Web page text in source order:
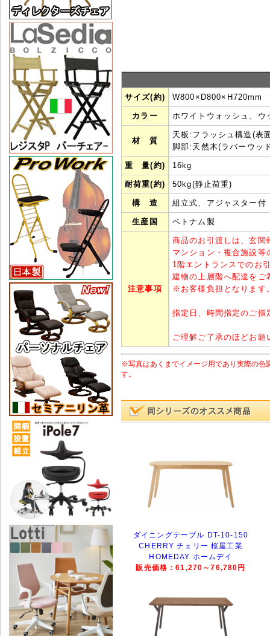
サイズ(約) W800×D800×H720mm
カラー ホワイトウォッシュ、ウ
材 質
天板:フラッシュ構造(表
脚部:天然木(ラバーウッ
重 量(約) 16kg
耐荷重(約) 50kg(静止荷重)
構 造 組立式、アジャスター付
生産国 ベトナム製
注意事項
商品のお引渡しは、玄関
マンション・複合施設
1階エントランスでのお
建物の上層階へ配達をご
※ お客様負担となります
指定日、時間指定のご指
ご理解ご了承のほどお願
※写真はあくまでイメージ用であり実際の色
す。
ダイニングテーブル DT-10-150
CHERRY チェリー 桜屋工業
HOMEDAY ホームデイ
販売価格：61,270～76,780円